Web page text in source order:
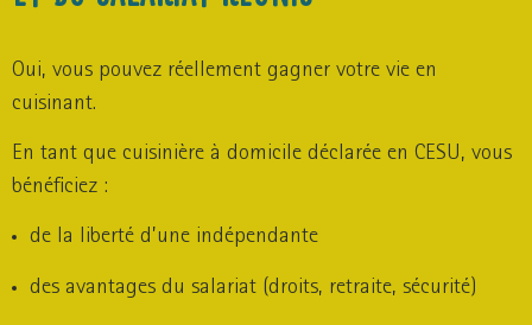
Oui, vous pouvez réellement gagner votre vie en
cuisinant.
En tant que cuisinière à domicile déclarée en CESU, vous
bénéficiez :
de la liberté d’une indépendante
des avantages du salariat (droits, retraite, sécurité)